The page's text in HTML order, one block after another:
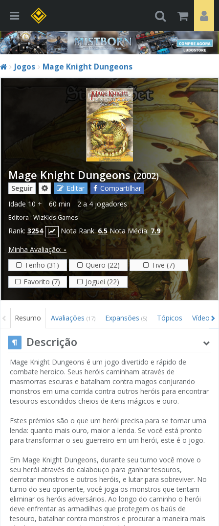
Jogos Mage Knight Dungeons
Mage Knight Dungeons (2002)
Seguir Editar
Compartilhar
Idade 10 + 60 min 2 a 4 jogadores
Editora : WizKids Games
Rank: 3254 Nota Rank:6.5 Nota Média: 7.9
Minha Avaliação: -
Tenho (31)
Quero (22)
Tive (7)
Favorito (7)
Joguei (22)
Resumo Avaliações (17) Expansões (5) Tópicos Vídeos
Descrição
Mage Knight Dungeons é um jogo divertido e rápido de
combate heroico. Seus heróis caminham através de
masmorras escuras e batalham contra magos conjurando
monstros em uma corrida contra outros heróis para encontrar
tesouros escondidos cheios de itens mágicos e ouro.
Estes prémios são o que um herói precisa para se tornar uma
lenda: quanto mais ouro, maior a lenda. Se você está pronto
para transformar o seu guerreiro em um herói, este é o jogo.
Em Mage Knight Dungeons, durante seu turno você move o
seu herói através do calabouço para ganhar tesouros,
derrotar monstros e outros heróis, e lutar para sobreviver. No
turno do seu oponente, você joga os monstros que tentam
eliminar os heróis adversários. Ao longo do caminho o herói
deve enfrentar as armadilhas que protegem os baús de
tesouro, batalhar contra monstros e procurar a maneira mais